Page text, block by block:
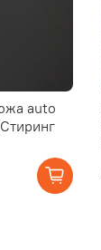
auto